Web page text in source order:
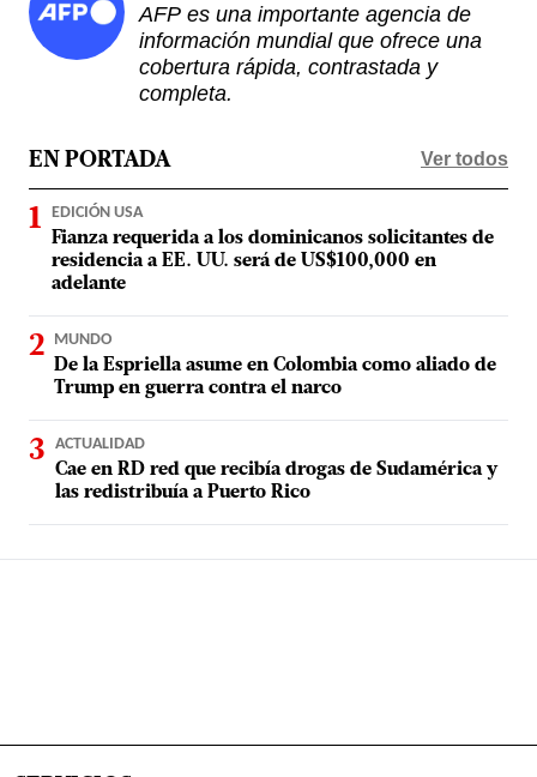
AFP es una importante agencia de
información mundial que ofrece una
cobertura rápida, contrastada y
completa.
EN PORTADA Ver todos
EDICIÓN USA
Fianza requerida a los dominicanos solicitantes de
residencia a EE. UU. será de US$100,000 en
adelante
MUNDO
De la Espriella asume en Colombia como aliado de
Trump en guerra contra el narco
ACTUALIDAD
Cae en RD red que recibía drogas de Sudamérica y
las redistribuía a Puerto Rico